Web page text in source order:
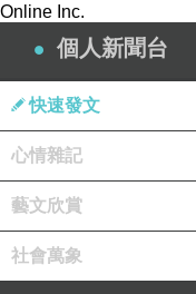
(圖:Copilot.AI)
Online Inc.
個人新聞台
快速發文
心情雜記
藝文欣賞
社會萬象